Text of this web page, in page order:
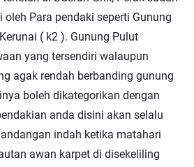
Para pendaki seperti Gunung
( k2 ). Gunung Pulut
yang tersendiri walaupun
agak rendah berbanding gunung
boleh dikategorikan dengan
anda disini akan selalu
indah ketika matahari
awan karpet di disekeliling